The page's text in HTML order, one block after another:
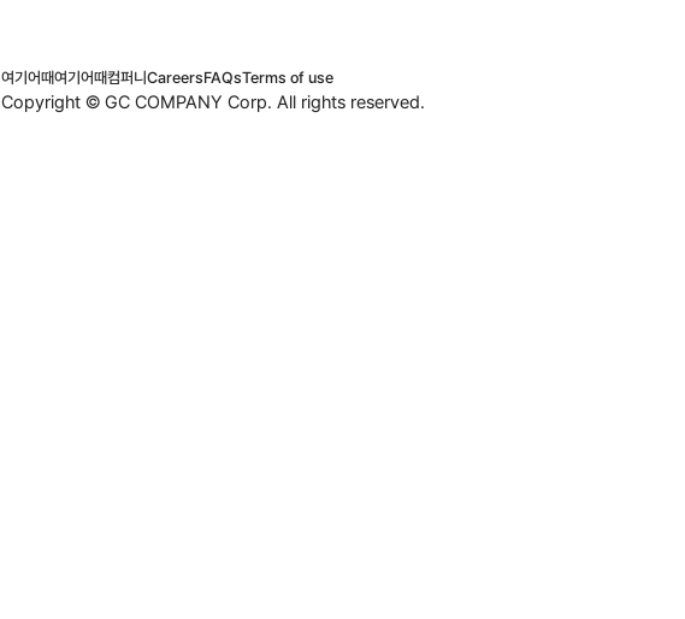
여기어때여기어때컴퍼니 CareersFAQsTerms of use
Copyright © GC COMPANY Corp. All rights reserved.